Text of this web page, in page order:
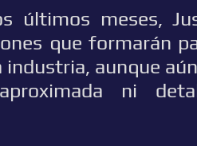
últimos meses,
que formarán
industria, aunque
ni